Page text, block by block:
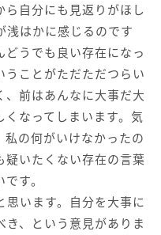
ら自分にも見返りがほし
浅はかに感じるのです
うでも良い存在になっ
ことがただただつらい
前はあんなに大事だ大
なってしまいます。気
の何がいけなかったの
疑いたくない存在の言葉
す。
います。自分を大事に
き、という意見がありま